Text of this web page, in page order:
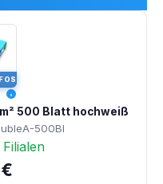
500 Blatt hochweiß
500Bl